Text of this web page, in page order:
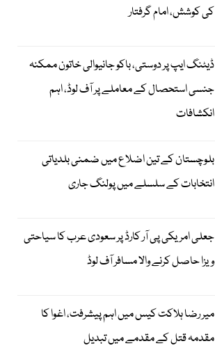
کی کوشش، امام گرفتار
ڈیٹنگ ایپ پر دوستی، باکو جانیوالی خاتون ممکنہ
جنسی استحصال کے معاملے پر آف لوڈ، اہم
انکشافات
بلوچستان کے تین اضلاع میں ضمنی بلدیاتی
انتخابات کے سلسلے میں پولنگ جاری
جعلی امریکی پی آر کارڈ پر سعودی عرب کا سیاحتی
ویزا حاصل کرنے والا مسافر آف لوڈ
میر رضا ہلاکت کیس میں اہم پیشرفت، اغوا کا
مقدمہ قتل کے مقدمے میں تبدیل